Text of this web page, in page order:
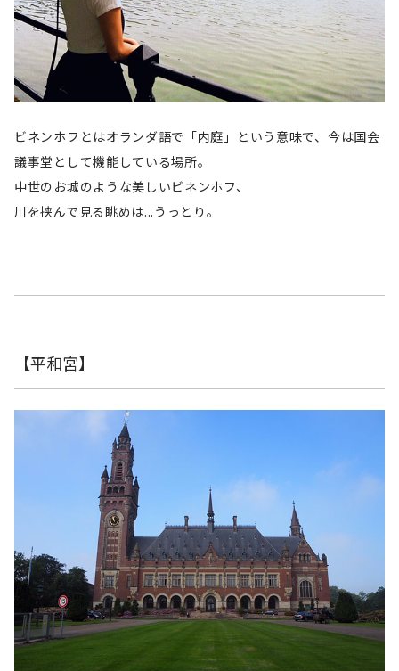
ビネンホフとはオランダ語で「内庭」という意味で、今は国会
議事堂として機能している場所。
中世のお城のような美しいビネンホフ、
川を挟んで見る眺めは...うっとり。
【平和宮】